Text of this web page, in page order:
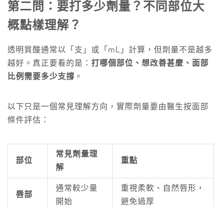
第二問：要打多少劑量？不同部位大
概點樣理解？
透明質酸通常以「支」或「mL」計算，但劑量不是越多
越好。真正要看的是： 打哪個部位、想改善甚麼、面部
比例需要多少支撐 。
以下只是一個常見理解方向，實際劑量要由醫生按面部
條件評估：
部位
常見劑量理
解
重點
唇部
通常較少量
開始
重視柔軟、自然唇形，
避免過厚